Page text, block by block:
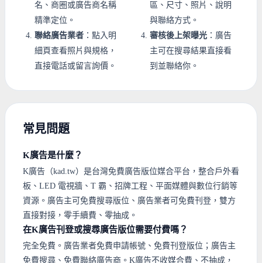
名、商圈或廣告商名稱
精準定位。
聯絡廣告業者 ：點入明
細頁查看照片與規格，
直接電話或留言詢價。
區、尺寸、照片、說明
與聯絡方式。
審核後上架曝光 ：廣告
主可在搜尋結果直接看
到並聯絡你。
常見問題
K廣告是什麼？
K廣告（kad.tw）是台灣免費廣告版位媒合平台，整合戶外看
板、LED 電視牆、T 霸、招牌工程、平面媒體與數位行銷等
資源。廣告主可免費搜尋版位、廣告業者可免費刊登，雙方
直接對接，零手續費、零抽成。
在K廣告刊登或搜尋廣告版位需要付費嗎？
完全免費。廣告業者免費申請帳號、免費刊登版位；廣告主
免費搜尋、免費聯絡廣告商。K廣告不收媒合費、不抽成，